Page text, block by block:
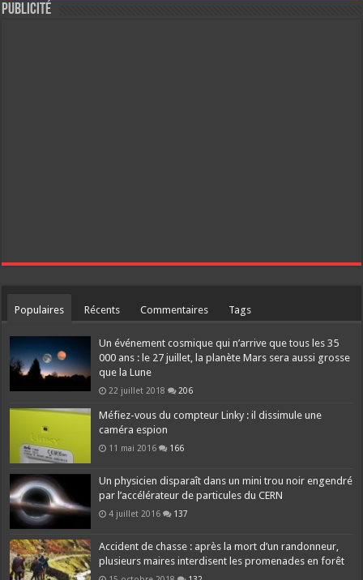
Publicité
Populaires Récents Commentaires Tags
Un événement cosmique qui n’arrive que tous les 35
000 ans : le 27 juillet, la planète Mars sera aussi grosse
que la Lune
22 juillet 2018 206
Méfiez-vous du compteur Linky : il dissimule une
caméra espion
11 mai 2016 166
Un physicien disparaît dans un mini trou noir engendré
par l’accélérateur de particules du CERN
4 juillet 2016 137
Accident de chasse : après la mort d’un randonneur,
plusieurs maires interdisent les promenades en forêt